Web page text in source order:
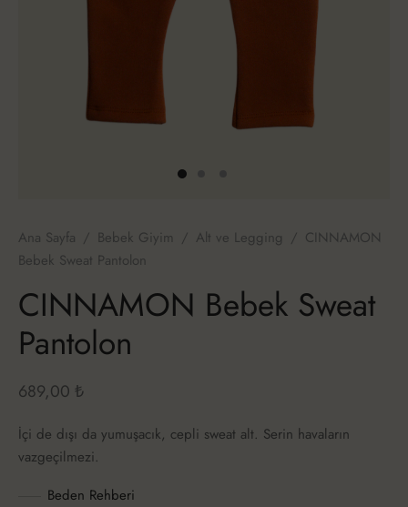
Ana Sayfa / Bebek Giyim / Alt ve Legging / CINNAMON
Bebek Sweat Pantolon
CINNAMON Bebek Sweat
Pantolon
689,00 ₺
İçi de dışı da yumuşacık, cepli sweat alt. Serin havaların
vazgeçilmezi.
Beden Rehberi